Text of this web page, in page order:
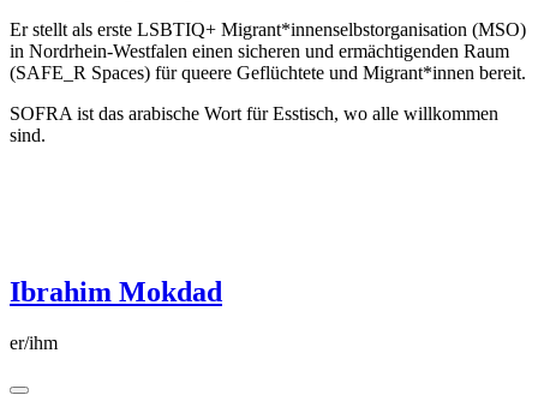
Er stellt als erste LSBTIQ+ Migrant*innenselbstorganisation (MSO)
in Nordrhein-Westfalen einen sicheren und ermächtigenden Raum
(SAFE_R Spaces) für queere Geflüchtete und Migrant*innen bereit.
SOFRA ist das arabische Wort für Esstisch, wo alle willkommen
sind.
Ibrahim Mokdad
er/ihm